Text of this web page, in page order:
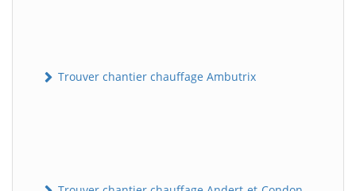
Trouver chantier chauffage Ambutrix